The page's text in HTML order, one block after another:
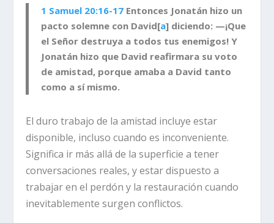
1 Samuel 20:16-17 Entonces Jonatán hizo un
pacto solemne con David[a] diciendo: —¡Que
el Señor destruya a todos tus enemigos! Y
Jonatán hizo que David reafirmara su voto
de amistad, porque amaba a David tanto
como a sí mismo.
El duro trabajo de la amistad incluye estar
disponible, incluso cuando es inconveniente.
Significa ir más allá de la superficie a tener
conversaciones reales, y estar dispuesto a
trabajar en el perdón y la restauración cuando
inevitablemente surgen conflictos.